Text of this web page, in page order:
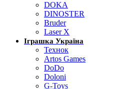
DOKA
DINOSTER
Bruder
Laser X
Іграшка Україна
Технок
Artos Games
DoDo
Doloni
G-Toys